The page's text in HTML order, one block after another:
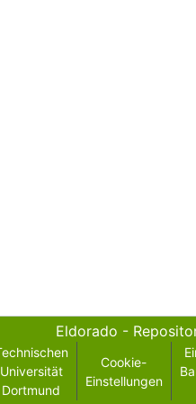
Eldorado -
Universität
Dortmund
Cookie-
Einstellungen